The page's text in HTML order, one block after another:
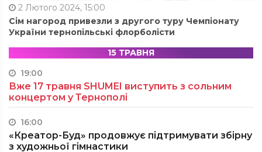
2 Лютого 2024, 15:00
Сім нагород привезли з другого туру Чемпіонату
України тернопільські флорболісти
15 ТРАВНЯ
19:00
Вже 17 травня SHUMEI виступить з сольним
концертом у Тернополі
16:00
«Креатор-Буд» продовжує підтримувати збірну
з художньої гімнастики